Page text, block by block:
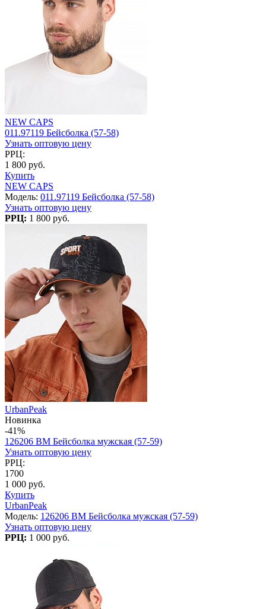
NEW CAPS
011.97119 Бейсболка (57-58)
Узнать оптовую цену
РРЦ:
1 800 руб.
Купить
NEW CAPS
Модель: 011.97119 Бейсболка (57-58)
Узнать оптовую цену
РРЦ: 1 800 руб.
UrbanPeak
Новинка
-41%
126206 BM Бейсболка мужская (57-59)
Узнать оптовую цену
РРЦ:
1700
1 000 руб.
Купить
UrbanPeak
Модель: 126206 BM Бейсболка мужская (57-59)
Узнать оптовую цену
РРЦ: 1 000 руб.